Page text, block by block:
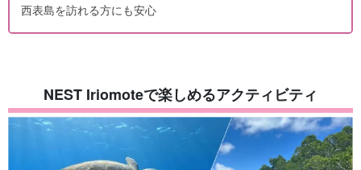
西表島を訪れる方にも安心
NEST Iriomoteで楽しめるアクティビティ